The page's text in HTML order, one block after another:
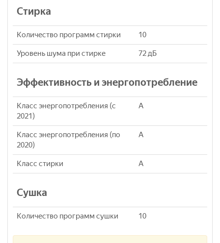
Стирка
Количество программ стирки 10
Уровень шума при стирке 72 дБ
Эффективность и энергопотребление
Класс энергопотребления (с
2021)
A
Класс энергопотребления (по
2020)
A
Класс стирки A
Сушка
Количество программ сушки 10